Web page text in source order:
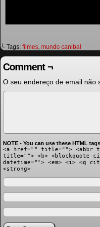
└ Tags: filmes, mundo canibal
Comment ¬
O seu endereço de email não
NOTE - You can use these HTML
<a href="" title=""> <abbr
title=""> <b> <blockquote
datetime=""> <em> <i> <q
<strong>